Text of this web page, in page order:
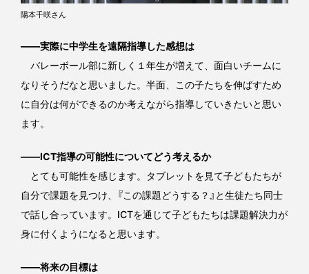
陽本千咲さん
――実際に中学生を遠隔指導した感想は
バレーボール部に新しく１年生が増えて、面白いチームに
なりそうだなと思いました。半面、この子たちを伸ばすため
に自分は何ができるのか考えながら指導していきたいと思い
ます。
――ICT指導の可能性についてどう考えるか
とても可能性を感じます。タブレットを見て子どもたちが
自分で課題を見つけ、『この課題どうする？』と生徒たち同士
で話し合っています。ICTを通じて子どもたちは課題解決力が
身に付くようになると思います。
――将来の目標は